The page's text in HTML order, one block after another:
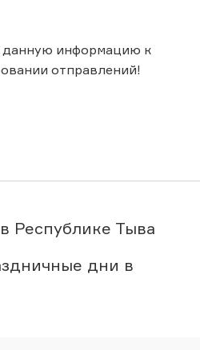
данную информацию к
отправлений!
Республике Тыва
дни в